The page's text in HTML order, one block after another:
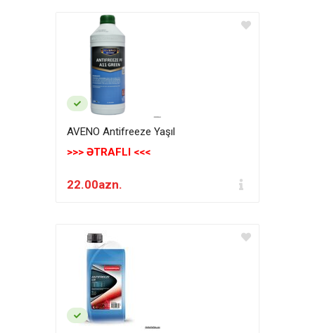
AVENO Antifreeze Yaşıl
>>> ƏTRAFLI <<<
22.00azn.